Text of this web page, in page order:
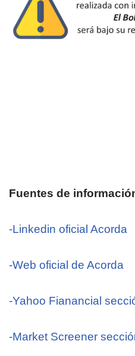
Fuentes de
-Linkedin oficial Acorda
-Web oficial de Acorda
-Yahoo Fianancial
-Market Screener